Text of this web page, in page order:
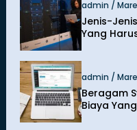
admin /
Jenis-
Yang
admin /
Beragam
Biaya